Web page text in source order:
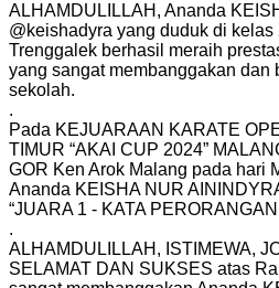
ALHAMDULILLAH, Ananda
@keishadyra yang duduk di
Trenggalek berhasil meraih
yang sangat membanggakan dan
sekolah.
.
Pada KEJUARAAN KARATE
TIMUR “AKAI CUP 2024”
GOR Ken Arok Malang pada hari
Ananda KEISHA NUR
“JUARA 1 - KATA
.
ALHAMDULILLAH, ISTIMEWA,
SELAMAT DAN SUKSES atas